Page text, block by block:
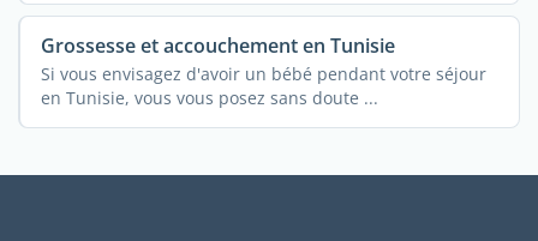
Grossesse et accouchement en Tunisie
Si vous envisagez d'avoir un bébé pendant votre séjour
en Tunisie, vous vous posez sans doute ...